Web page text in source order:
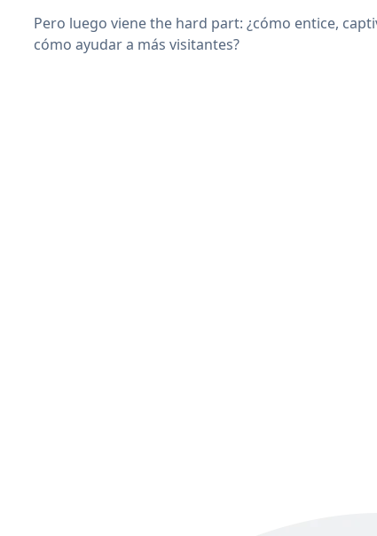
Pero luego viene the hard part: ¿cómo entice,
cómo ayudar a más visitantes?